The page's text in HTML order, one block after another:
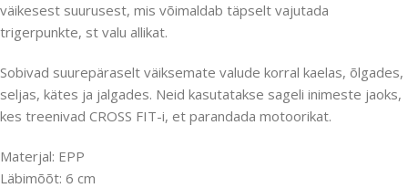
väikesest suurusest, mis võimaldab täpselt vajutada
trigerpunkte, st valu allikat.
Sobivad suurepäraselt väiksemate valude korral kaelas, õlgades,
seljas, kätes ja jalgades. Neid kasutatakse sageli inimeste jaoks,
kes treenivad CROSS FIT-i, et parandada motoorikat.
Materjal: EPP
Läbimõõt: 6 cm